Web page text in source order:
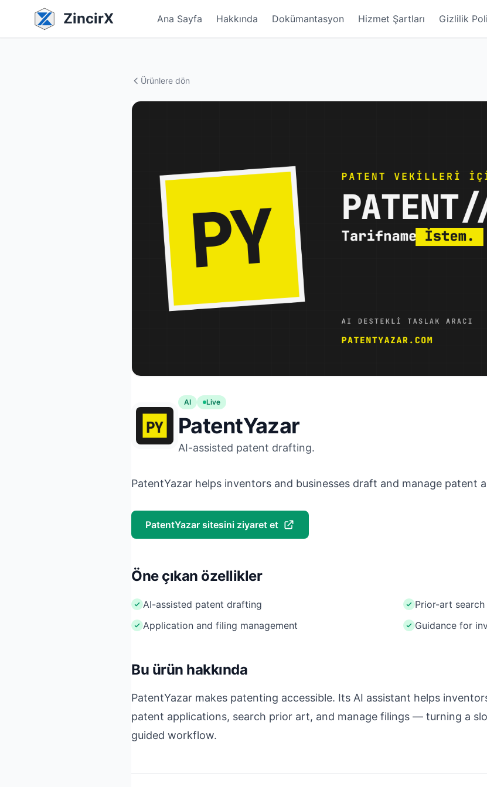
ZincirX Ana Sayfa Hakkında Dokümantasyon Hizmet Şartları Gizlilik
Ürünlere dön
AI Live
PatentYazar
AI-assisted patent drafting.
PatentYazar helps inventors and businesses draft and manage patent
PatentYazar sitesini ziyaret et
Öne çıkan özellikler
AI-assisted patent drafting
Prior-art search
Application and filing management
Guidance for
Bu ürün hakkında
PatentYazar makes patenting accessible. Its AI assistant helps
patent applications, search prior art, and manage filings — turning a
guided workflow.